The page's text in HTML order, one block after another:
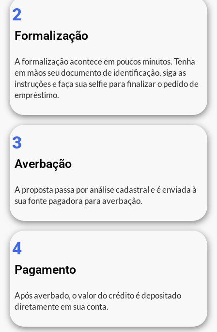
2
Formalização
A formalização acontece em poucos minutos. Tenha
em mãos seu documento de identificação, siga as
instruções e faça sua selfie para finalizar o pedido de
empréstimo.
3
Averbação
A proposta passa por análise cadastral e é enviada à
sua fonte pagadora para averbação.
4
Pagamento
Após averbado, o valor do crédito é depositado
diretamente em sua conta.